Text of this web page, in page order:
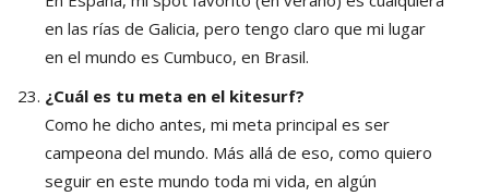
en las rías de Galicia, pero tengo claro que mi lugar
en el mundo es Cumbuco, en Brasil.
¿Cuál es tu meta en el kitesurf?
Como he dicho antes, mi meta principal es ser
campeona del mundo. Más allá de eso, como quiero
seguir en este mundo toda mi vida, en algún